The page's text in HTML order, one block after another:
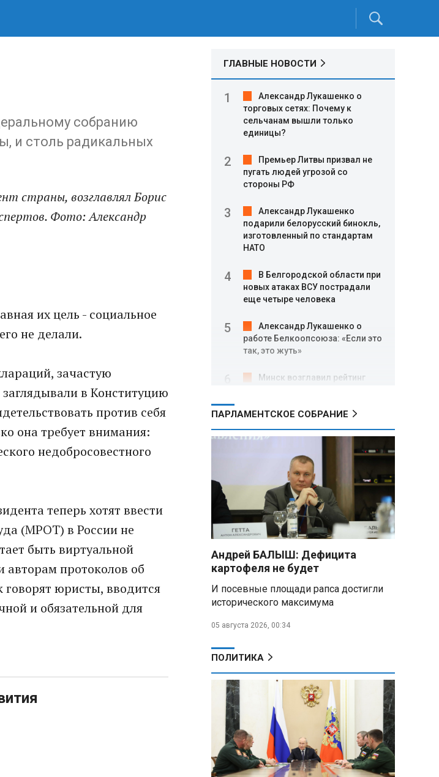
собранию
и столь радикальных
страны, возглавлял Борис
Фото: Александр
их цель - социальное
не делали.
зачастую
в Конституцию
против себя
она требует внимания:
недобросовестного
теперь хотят ввести
(МРОТ) в России не
быть виртуальной
авторам протоколов об
юристы, вводится
и обязательной для
ГЛАВНЫЕ НОВОСТИ
Александр Лукашенко о
торговых сетях: Почему к
сельчанам вышли только
единицы?
Премьер Литвы призвал не
пугать людей угрозой со
стороны РФ
Александр Лукашенко
подарили белорусский бинокль,
изготовленный по стандартам
НАТО
В Белгородской области при
новых атаках ВСУ пострадали
еще четыре человека
Александр Лукашенко о
работе Белкоопсоюза: «Если это
так, это жуть»
Минск возглавил рейтинг
Минобороны РФ: при
освобождении Анискино ВСУ
понесли большие потери, часть
военных сдалась в плен
Александр Лукашенко:
Россияне «услышали батьку» и
скупают пустующие дома в
белорусских деревнях
Алесандр Лукашенко назвал
работу сельской торговли
возмутился «просрочкой и
тухлятиной»
Владимир Путин обсудил с
меры по защите инфраструктуры
Минобороны РФ: «Искандер»
уничтожил эшелон с техникой
ВСУ в Днепропетровской
области
Главы правительств ЕАЭС
подписали три соглашения по
ПАРЛАМЕНТСКОЕ СОБРАНИЕ
Андрей БАЛЫШ: Дефицита
картофеля не будет
И посевные площади рапса достигли
исторического максимума
05 августа 2026, 00:34
ПОЛИТИКА